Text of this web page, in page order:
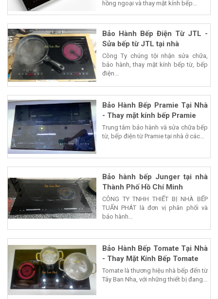
hồng ngoại và thay mặt kính bếp...
Bảo Hành Bếp Điện Từ JTL -
Sửa bếp từ JTL tại nhà
Công Ty chúng tội nhận sửa chữa,
bảo hành, thay mặt kính bếp từ, bếp
điện...
Bảo Hành Bếp Pramie Tại Nhà
- Thay mặt kính bếp Pramie
Trung tâm bảo hành và sửa chữa bếp
từ, bếp điện từ Pramie tại nhà ở các...
Bảo hành bếp Junger tại nhà
Thành Phố Hồ Chí Minh
CÔNG TY TNHH THIẾT BỊ NHÀ BẾP
TUẤN PHÁT là đơn vị phân phối và
bảo hành...
Bảo Hành Bếp Tomate Tại Nhà
- Thay Mặt Kính Bếp Tomate
Tomate là thương hiệu nhà bếp đến từ
Tây Ban Nha, với những thiết bị đang...